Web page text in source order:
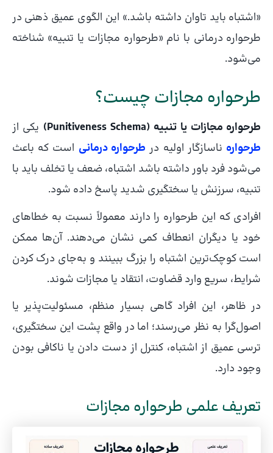
«اشتباه باید تاوان داشته باشد.» این الگوی عمیق ذهنی در
طرحواره درمانی با نام «طرحواره مجازات یا تنبیه» شناخته
می‌شود.
طرحواره مجازات چیست؟
طرحواره مجازات یا تنبیه (Punitiveness Schema)
یکی از
طرحواره‌ ناسازگار اولیه در طرحواره‌ درمانی است که باعث
می‌شود فرد باور داشته باشد اشتباه، ضعف یا تخلف باید با
تنبیه، سرزنش یا سختگیری شدید پاسخ داده شود.
افرادی که این طرحواره را دارند معمولاً نسبت به خطاهای
خود یا دیگران انعطاف کمی نشان می‌دهند. آن‌ها ممکن
است کوچک‌ترین اشتباه را بزرگ ببینند و به‌جای درک کردن
شرایط، سریع وارد قضاوت، انتقاد یا مجازات شوند.
در ظاهر، این افراد گاهی بسیار منظم، مسئولیت‌پذیر یا
اصول‌گرا به نظر می‌رسند؛ اما در واقع پشت این سختگیری،
ترسی عمیق از اشتباه، کنترل از دست دادن یا ناکافی بودن
وجود دارد.
تعریف علمی طرحواره مجازات